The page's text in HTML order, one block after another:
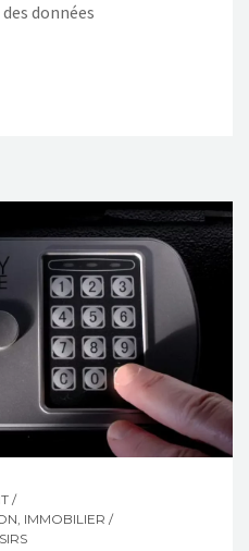
données
/
IMMOBILIER /